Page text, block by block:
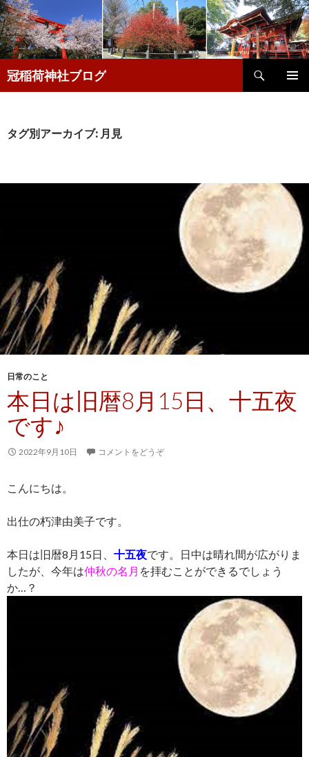
冠稲荷神社ブログ
索
ン
タグ別アーカイブ: 月見
日常のこと
本日は旧暦8月15日、十五夜
です♪
2022年9月10日 コメントをどうぞ
こんにちは。
出仕の朽津由美子です。
本日は旧暦8月15日、 十五夜です。日中は晴れ間が広がりま
したが、今年は仲秋の名月 を拝むことができるでしょう
か…？